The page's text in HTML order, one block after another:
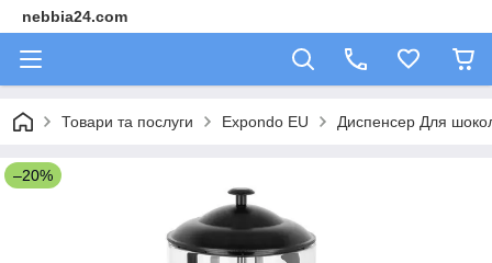
nebbia24.com
Товари та послуги Expondo EU Диспенсер Для
–20%